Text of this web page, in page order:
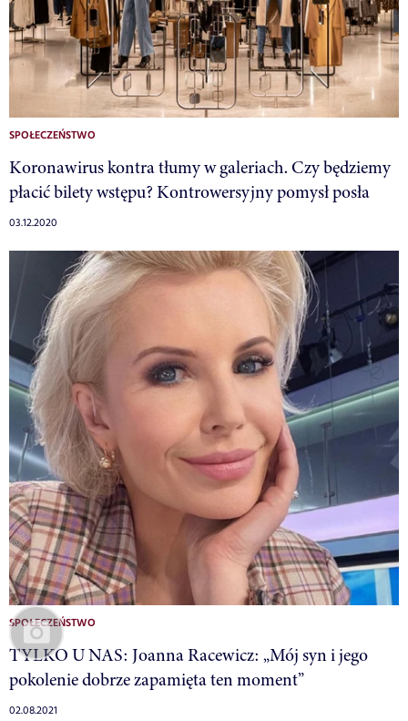
SPOŁECZEŃSTWO
Koronawirus kontra tłumy w galeriach. Czy będziemy
płacić bilety wstępu? Kontrowersyjny pomysł posła
03.12.2020
SPOŁECZEŃSTWO
TYLKO U NAS: Joanna Racewicz: „Mój syn i jego
pokolenie dobrze zapamięta ten moment”
02.08.2021